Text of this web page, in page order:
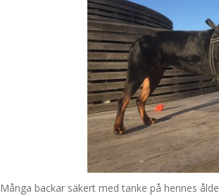
Många backar säkert med tanke på hennes